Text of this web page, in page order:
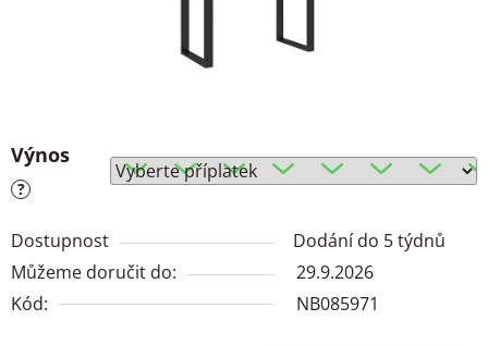
Výnos
?
Dostupnost
Dodání do 5 týdnů
Můžeme doručit do:
29.9.2026
Kód:
NB085971